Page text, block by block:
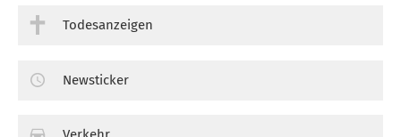
Todesanzeigen
Newsticker